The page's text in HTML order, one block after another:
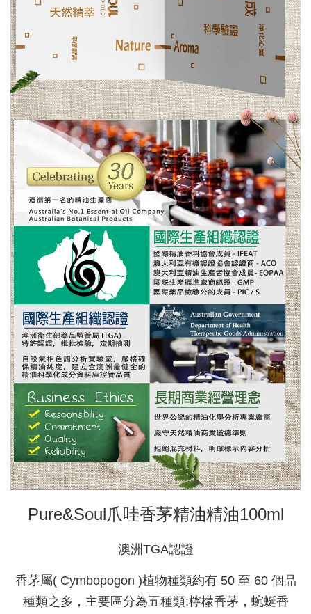
Pure&Soul爪哇香茅精油精油100ml
澳洲TGA認證
香茅屬( Cymbopogon )植物種類約有 50 至 60 個品
種類之多，主要區分為五種類:檸檬香茅，蜿蜒香